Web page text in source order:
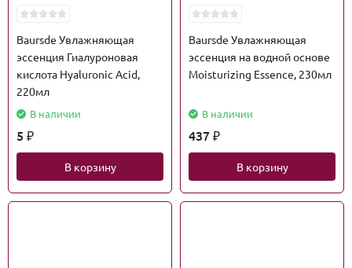
Baursde Увлажняющая
эссенция Гиалуроновая
кислота Hyaluronic Acid,
220мл
В наличии
5 ₽
В корзину
Baursde Увлажняющая
эссенция на водной основе
Moisturizing Essence, 230мл
В наличии
437 ₽
В корзину